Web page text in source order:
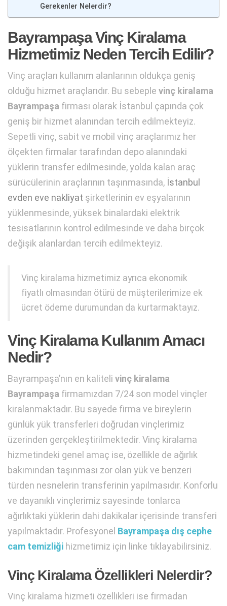
Gerekenler Nelerdir?
Bayrampaşa Vinç Kiralama
Hizmetimiz Neden Tercih Edilir?
Vinç araçları kullanım alanlarının oldukça geniş
olduğu hizmet araçlarıdır. Bu sebeple vinç kiralama
Bayrampaşa firması olarak İstanbul çapında çok
geniş bir hizmet alanından tercih edilmekteyiz.
Sepetli vinç, sabit ve mobil vinç araçlarımız her
ölçekten firmalar tarafından depo alanındaki
yüklerin transfer edilmesinde, yolda kalan araç
sürücülerinin araçlarının taşınmasında, İstanbul
evden eve nakliyat şirketlerinin ev eşyalarının
yüklenmesinde, yüksek binalardaki elektrik
tesisatlarının kontrol edilmesinde ve daha birçok
değişik alanlardan tercih edilmekteyiz.
Vinç kiralama hizmetimiz ayrıca ekonomik
fiyatlı olmasından ötürü de müşterilerimize ek
ücret ödeme durumundan da kurtarmaktayız.
Vinç Kiralama Kullanım Amacı
Nedir?
Bayrampaşa’nın en kaliteli vinç kiralama
Bayrampaşa firmamızdan 7/24 son model vinçler
kiralanmaktadır. Bu sayede firma ve bireylerin
günlük yük transferleri doğrudan vinçlerimiz
üzerinden gerçekleştirilmektedir. Vinç kiralama
hizmetindeki genel amaç ise, özellikle de ağırlık
bakımından taşınması zor olan yük ve benzeri
türden nesnelerin transferinin yapılmasıdır. Konforlu
ve dayanıklı vinçlerimiz sayesinde tonlarca
ağırlıktaki yüklerin dahi dakikalar içerisinde transferi
yapılmaktadır. Profesyonel Bayrampaşa dış cephe
cam temizliği hizmetimiz için linke tıklayabilirsiniz.
Vinç Kiralama Özellikleri Nelerdir?
Vinç kiralama hizmeti özellikleri ise firmadan